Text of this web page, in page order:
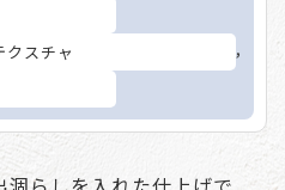
クスチャ ,